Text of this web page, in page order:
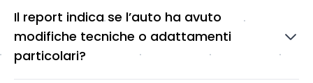
Il report indica se l’auto ha avuto
modifiche tecniche o adattamenti
particolari?